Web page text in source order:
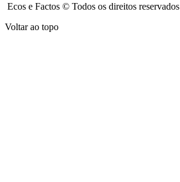
Ecos e Factos © Todos os direitos reservados
Voltar ao topo